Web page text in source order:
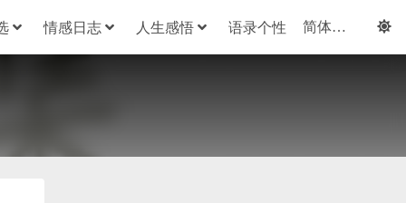
情感日志 人生感悟 语录个性